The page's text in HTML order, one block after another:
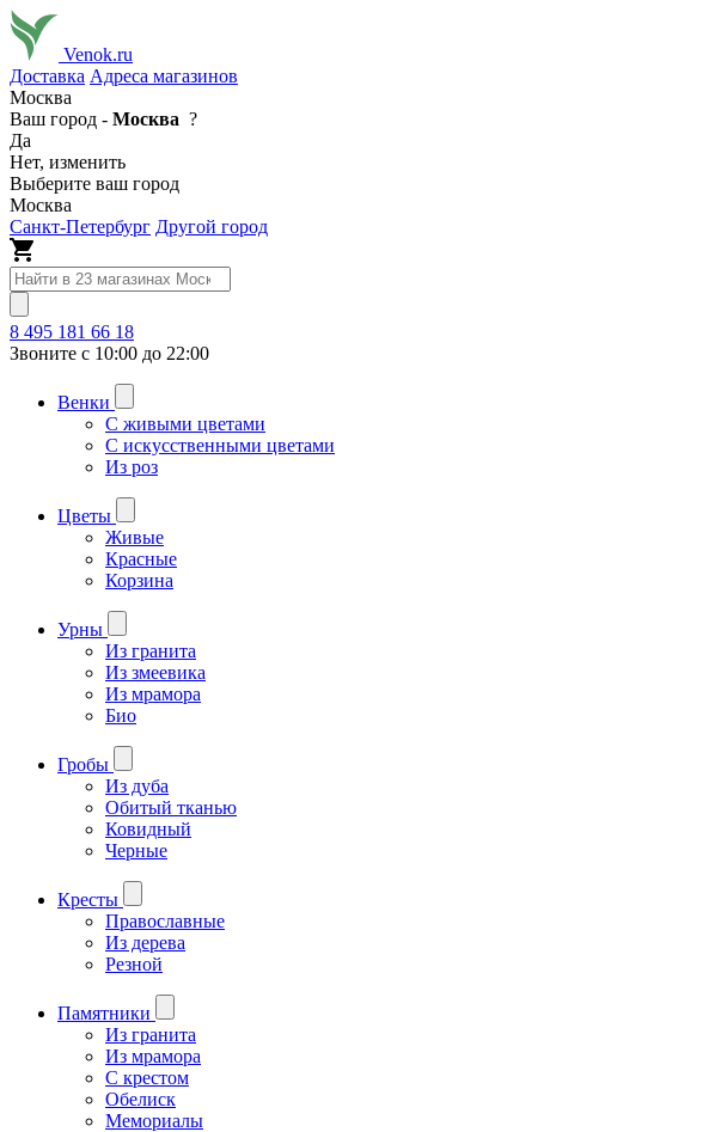
Venok.ru
Доставка Адреса магазинов
Москва
Ваш город - Москва ?
Да
Нет, изменить
Выберите ваш город
Москва
Санкт-Петербург Другой город
8 495 181 66 18
Звоните с 10:00 до 22:00
Венки
С живыми цветами
С искусственными цветами
Из роз
Цветы
Живые
Красные
Корзина
Урны
Из гранита
Из змеевика
Из мрамора
Био
Гробы
Из дуба
Обитый тканью
Ковидный
Черные
Кресты
Православные
Из дерева
Резной
Памятники
Из гранита
Из мрамора
С крестом
Обелиск
Мемориалы